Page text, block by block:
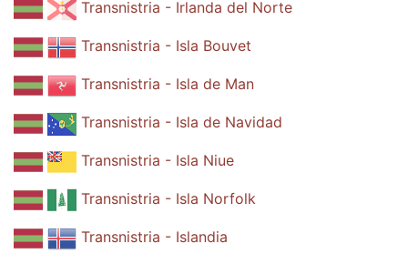
Transnistria - Irlanda del Norte
Transnistria - Isla Bouvet
Transnistria - Isla de Man
Transnistria - Isla de Navidad
Transnistria - Isla Niue
Transnistria - Isla Norfolk
Transnistria - Islandia